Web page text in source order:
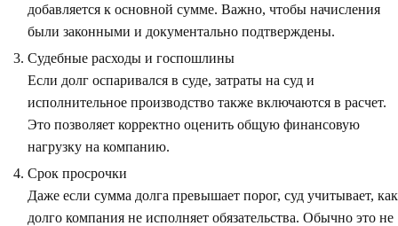
добавляется к основной сумме. Важно, чтобы начисления
были законными и документально подтверждены.
Судебные расходы и госпошлины
Если долг оспаривался в суде, затраты на суд и
исполнительное производство также включаются в расчет.
Это позволяет корректно оценить общую финансовую
нагрузку на компанию.
Срок просрочки
Даже если сумма долга превышает порог, суд учитывает, как
долго компания не исполняет обязательства. Обычно это не